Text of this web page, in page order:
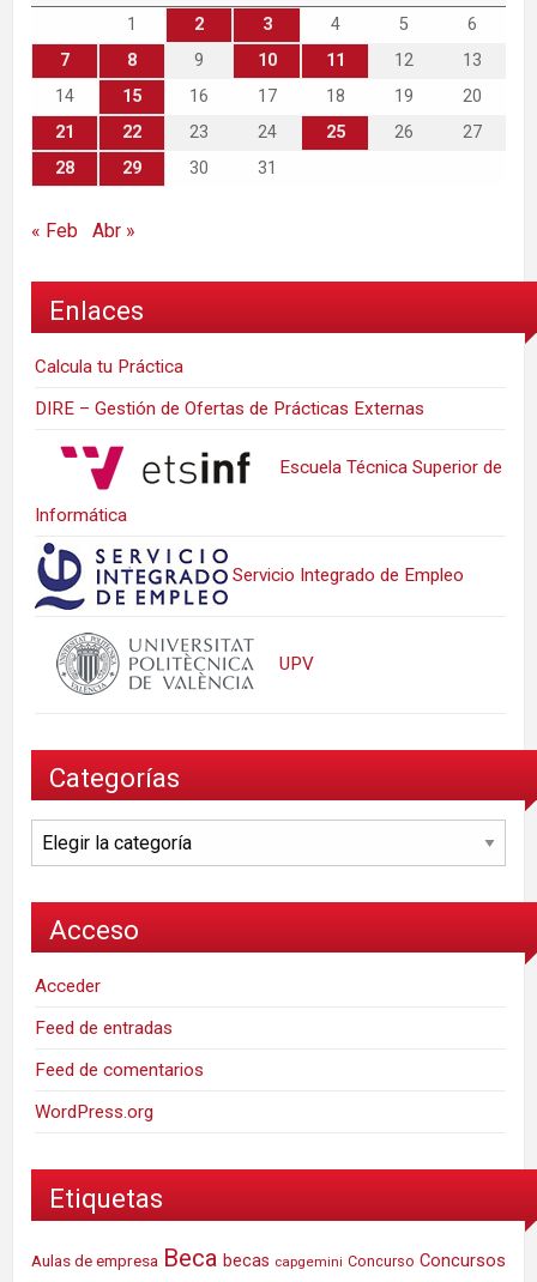
1
2 3 4 5
6
7
8 9 10 11 12
13
14
15 16 17 18 19
20
21
22 23 24 25 26
27
28
29 30 31
« Feb Abr »
Enlaces
Calcula tu Práctica
DIRE – Gestión de Ofertas de Prácticas Externas
Escuela Técnica Superior de
Informática
Servicio Integrado de Empleo
UPV
Categorías
Categorías
Acceso
Acceder
Feed de entradas
Feed de comentarios
WordPress.org
Etiquetas
Aulas de empresa Beca becas capgemini Concurso Concursos